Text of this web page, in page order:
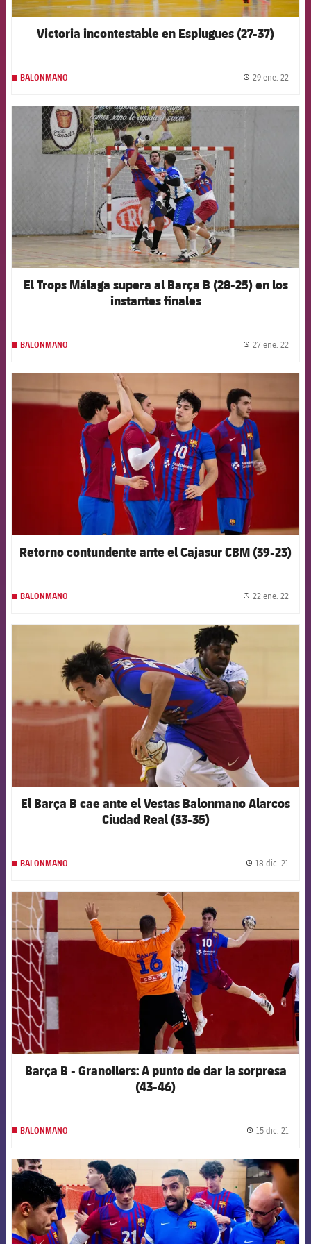
Victoria incontestable en Esplugues (27-37)
BALONMANO 29 ene. 22
FCB Barcelona badge
El Trops Málaga supera al Barça B (28-25) en los
instantes finales
BALONMANO 27 ene. 22
Retorno contundente ante el Cajasur CBM (39-23)
BALONMANO 22 ene. 22
FCB Barcelona badge
El Barça B cae ante el Vestas Balonmano Alarcos
Ciudad Real (33-35)
BALONMANO 18 dic. 21
FCB Barcelona badge
Barça B - Granollers: A punto de dar la sorpresa
(43-46)
BALONMANO 15 dic. 21
FCB Barcelona badge